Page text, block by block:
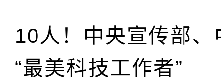
10人！中央宣传部
“最美科技工作者”